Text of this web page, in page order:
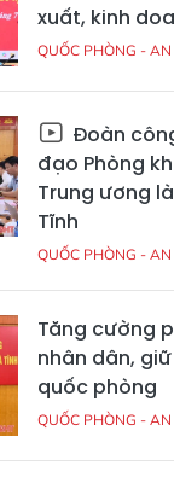
xuất, kinh
QUỐC PHÒNG -
Đoàn
đạo Phòng
Trung ương
Tĩnh
QUỐC PHÒNG -
Tăng cường
nhân dân,
quốc phòng
QUỐC PHÒNG -